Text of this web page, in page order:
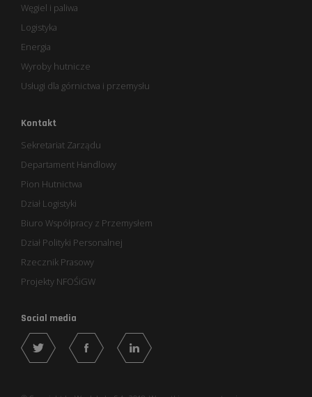
Węgiel i paliwa
Logistyka
Energia
Wyroby hutnicze
Usługi dla górnictwa i przemysłu
Kontakt
Sekretariat Zarządu
Departament Handlowy
Pion Hutnictwa
Dział Logistyki
Biuro Współpracy z Przemysłem
Dział Polityki Personalnej
Rzecznik Prasowy
Projekty NFOŚiGW
Social media